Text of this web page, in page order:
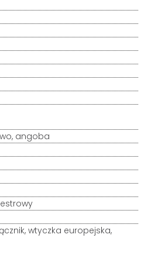
angoba
wtyczka europejska,